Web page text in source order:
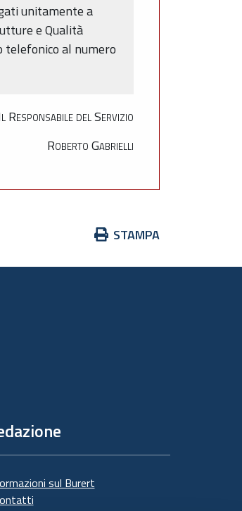
unitamente a
e Qualità
telefonico al numero
Responsabile del Servizio
Roberto Gabrielli
Azioni
documento
STAMPA
sul Burert